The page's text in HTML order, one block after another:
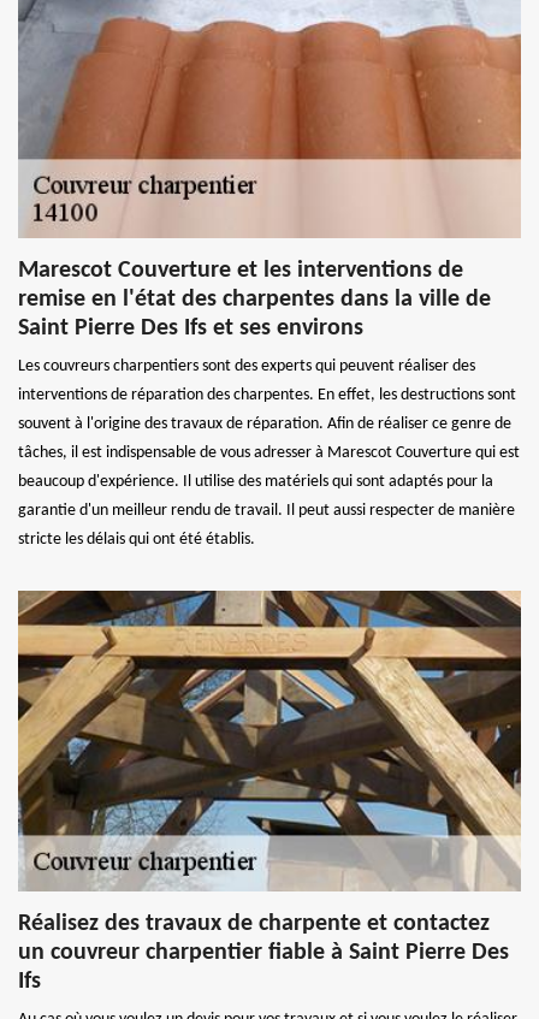
Marescot Couverture et les interventions de
remise en l'état des charpentes dans la ville de
Saint Pierre Des Ifs et ses environs
Les couvreurs charpentiers sont des experts qui peuvent réaliser des
interventions de réparation des charpentes. En effet, les destructions sont
souvent à l'origine des travaux de réparation. Afin de réaliser ce genre de
tâches, il est indispensable de vous adresser à Marescot Couverture qui est
beaucoup d'expérience. Il utilise des matériels qui sont adaptés pour la
garantie d'un meilleur rendu de travail. Il peut aussi respecter de manière
stricte les délais qui ont été établis.
Réalisez des travaux de charpente et contactez
un couvreur charpentier fiable à Saint Pierre Des
Ifs